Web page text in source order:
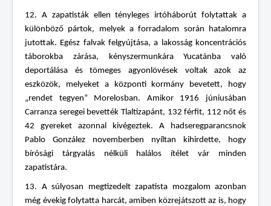
12. A zapatisták ellen tényleges irtóháborút folytattak a
különböző pártok, melyek a forradalom során hatalomra
jutottak. Egész falvak felgyújtása, a lakosság koncentrációs
táborokba zárása, kényszermunkára Yucatánba való
deportálása és tömeges agyonlövések voltak azok az
eszközök, melyeket a központi kormány bevetett, hogy
„rendet tegyen” Morelosban. Amikor 1916 júniusában
Carranza seregei bevették Tlaltizapánt, 132 férfit, 112 nőt és
42 gyereket azonnal kivégeztek. A hadseregparancsnok
Pablo González novemberben nyíltan kihirdette, hogy
bírósági tárgyalás nélküli halálos ítélet vár minden
zapatistára.
13. A súlyosan megtizedelt zapatista mozgalom azonban
még évekig folytatta harcát, amiben közrejátszott az is, hogy